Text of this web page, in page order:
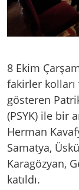
8 Ekim
fakirler
gösteren
(PSYK) ile bir
Herman
Samatya,
Karagözyan,
katıldı.